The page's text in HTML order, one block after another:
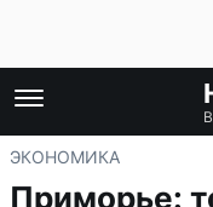
ЭКОНОМИКА
Приморье: